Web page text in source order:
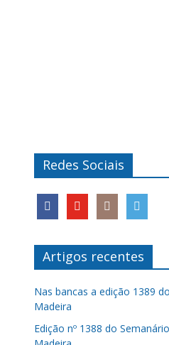
Redes Sociais
Artigos recentes
Nas bancas a edição 1389
Madeira
Edição nº 1388 do